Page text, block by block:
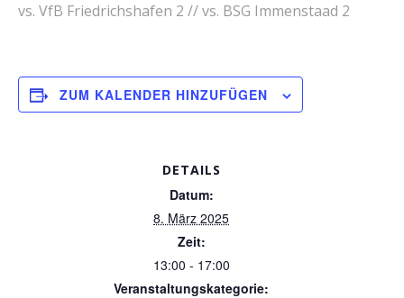
vs. VfB Friedrichshafen 2 // vs. BSG Immenstaad 2
ZUM KALENDER HINZUFÜGEN
DETAILS
Datum:
8. März 2025
Zeit:
13:00 - 17:00
Veranstaltungskategorie: